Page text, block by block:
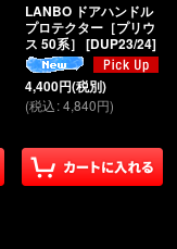
LANBO ドアハンドル
プロテクター［プリウ
ス 50系］ [DUP23/24]
4,400円(税別)
(税込:4,840円)